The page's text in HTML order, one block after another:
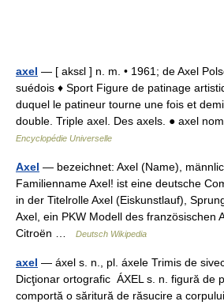
axel — [ aksɛl ] n. m. • 1961; de Axel
suédois ♦ Sport Figure de patinage
duquel le patineur tourne une fois et
double. Triple axel. Des axels. ● axel
Encyclopédie Universelle
Axel — bezeichnet: Axel (Name),
Familienname Axel! ist eine deutsche
in der Titelrolle Axel (Eiskunstlauf),
Axel, ein PKW Modell des französischen
Citroën …
Deutsch Wikipedia
axel — áxel s. n., pl. áxele Trimis de
Dicţionar ortografic ÁXEL s. n. figură de
comportă o săritură de răsucire a